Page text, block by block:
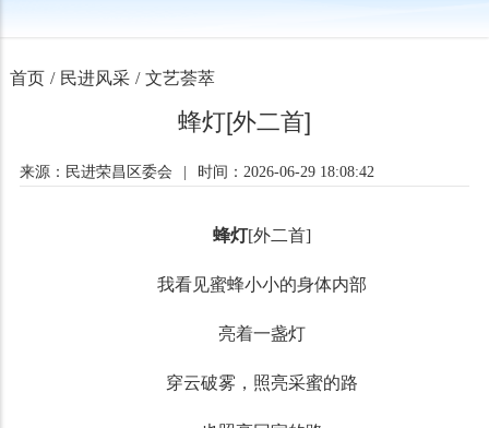
首页 / 民进风采 / 文艺荟萃
蜂灯[外二首]
来源：民进荣昌区委会 时间：2026-06-29 18:08:42
蜂灯[外二首]
我看见蜜蜂小小的身体内部
亮着一盏灯
穿云破雾，照亮采蜜的路